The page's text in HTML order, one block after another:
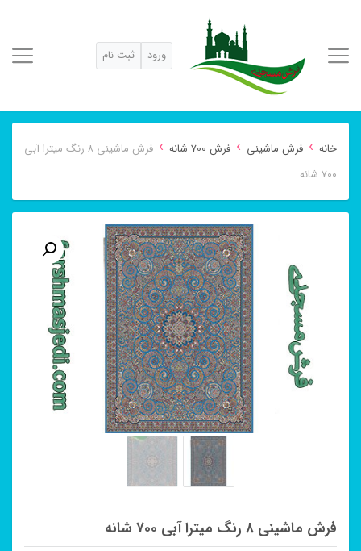
ورود ثبت نام
خانه › فرش ماشینی › فرش 700 شانه ›
فرش ماشینی ۸ رنگ میترا آبی
۷۰۰ شانه
فرش ماشینی ۸ رنگ میترا آبی ۷۰۰ شانه